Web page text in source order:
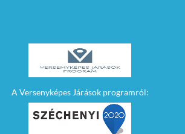
– Az árverésen az
induló ár nem
csökkenthető.
– Az árverést addig
kell folytatni, amíg az
ajánlati árat egy
A Versenyképes Járások programról: